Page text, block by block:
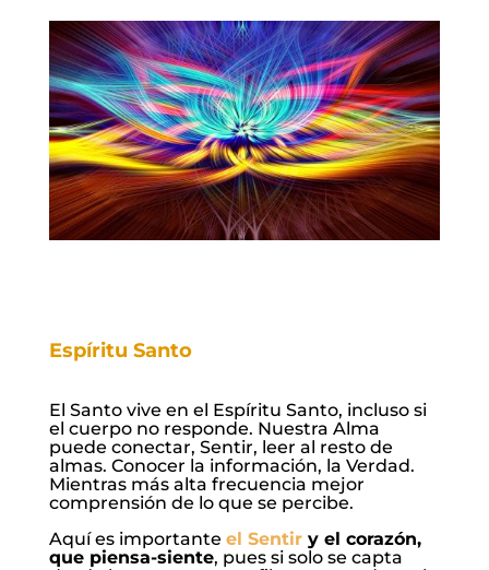
Espíritu Santo
El Santo vive en el Espíritu Santo, incluso si
el cuerpo no responde. Nuestra Alma
puede conectar, Sentir, leer al resto de
almas. Conocer la información, la Verdad.
Mientras más alta frecuencia mejor
comprensión de lo que se percibe.
Aquí es importante el Sentiry el corazón,
que piensa-siente, pues si solo se capta